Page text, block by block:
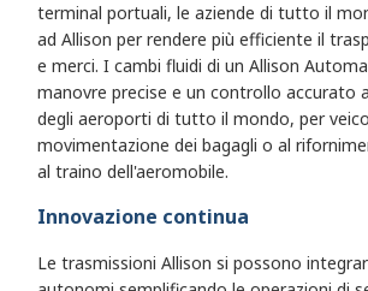
terminal portuali, le aziende di tutto il
ad Allison per rendere più efficiente il
e merci. I cambi fluidi di un Allison
manovre precise e un controllo accurato
degli aeroporti di tutto il mondo, per
movimentazione dei bagagli o al
al traino dell'aeromobile.
Innovazione continua
Le trasmissioni Allison si possono